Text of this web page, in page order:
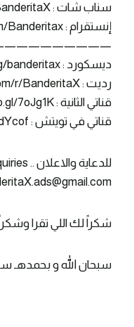
سناب شات : https://www.snapchat.com/add/BanderitaX
إنستقرام : https://www.instagram.com/Banderitax
ديسكورد : https://discord.gg/banderitax
رديت : https://www.reddit.com/r/BanderitaX/
قناتي الثانية : https://goo.gl/7oJg1K
قناتي في تويتش : https://goo.gl/AdYcof
للدعاية والاعلان .. For Business Inquiries:
شكراً لك اللي تقرا
سبحان الله و بحمدهـ